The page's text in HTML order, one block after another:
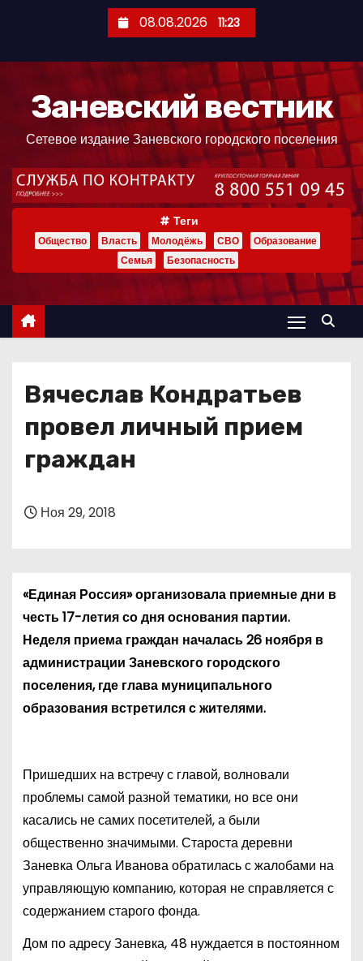
ж
08.08.2026 11:23
Заневский вестник
Сетевое издание Заневского городского поселения
Теги
Общество Власть Молодёжь СВО
Образование
Семья
Безопасность
Вячеслав Кондратьев
провел личный прием
граждан
Ноя 29, 2018
«Единая Россия» организовала приемные дни в
честь 17-летия со дня основания партии.
Неделя приема граждан началась 26 ноября в
администрации Заневского городского
поселения, где глава муниципального
образования встретился с жителями.
Пришедших на встречу с главой, волновали
проблемы самой разной тематики, но все они
касались не самих посетителей, а были
общественно значимыми. Староста деревни
Заневка Ольга Иванова обратилась с жалобами на
управляющую компанию, которая не справляется с
содержанием старого фонда.
Дом по адресу Заневка, 48 нуждается в постоянном